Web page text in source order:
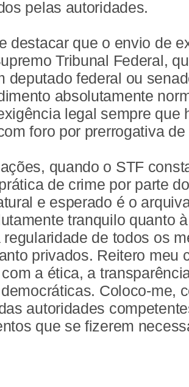
pelas autoridades.
destacar que o envio de
Tribunal Federal,
deputado federal ou
absolutamente
legal sempre que
foro por prerrogativa
quando o STF
de crime por parte
e esperado é o
tranquilo quanto
regularidade de todos os
privados. Reitero meu
a ética, a
Coloco-me,
autoridades
que se fizerem